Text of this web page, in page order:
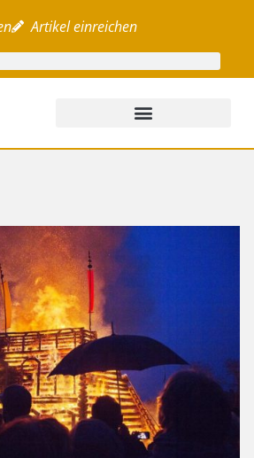
Artikel einreichen